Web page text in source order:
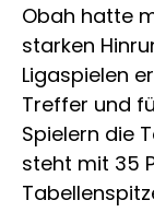
Obah hatte
starken
Ligaspielen
Treffer und
Spielern die
steht mit 35